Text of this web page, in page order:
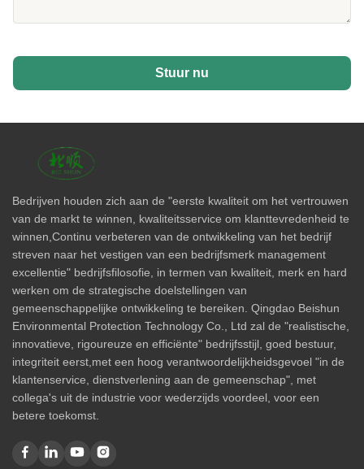
Stuur nu
Bedrijven houden zich aan de "eerste kwaliteit om het vertrouwen
van de markt te winnen, kwaliteitsservice om klanttevredenheid te
winnen,Continu verbeteren van de ontwikkeling van het bedrijf
streven naar het vestigen van een bedrijfsmerk management
excellentie" bedrijfsfilosofie, in termen van kwaliteit, merk en hard
werken om de strategische doelstellingen van
gemeenschappelijke ontwikkeling te bereiken. Qingdao Beishun
Environmental Protection Technology Co., Ltd zal de "realistische,
innovatieve, rigoureuze en efficiënte" bedrijfsstijl, goed bestuur,
integriteit eerst,met een hoog verantwoordelijkheidsgevoel "in de
klantenservice, dienstverlening aan de gemeenschap", met
collega's uit de industrie voor wederzijds voordeel, voor een
betere toekomst.